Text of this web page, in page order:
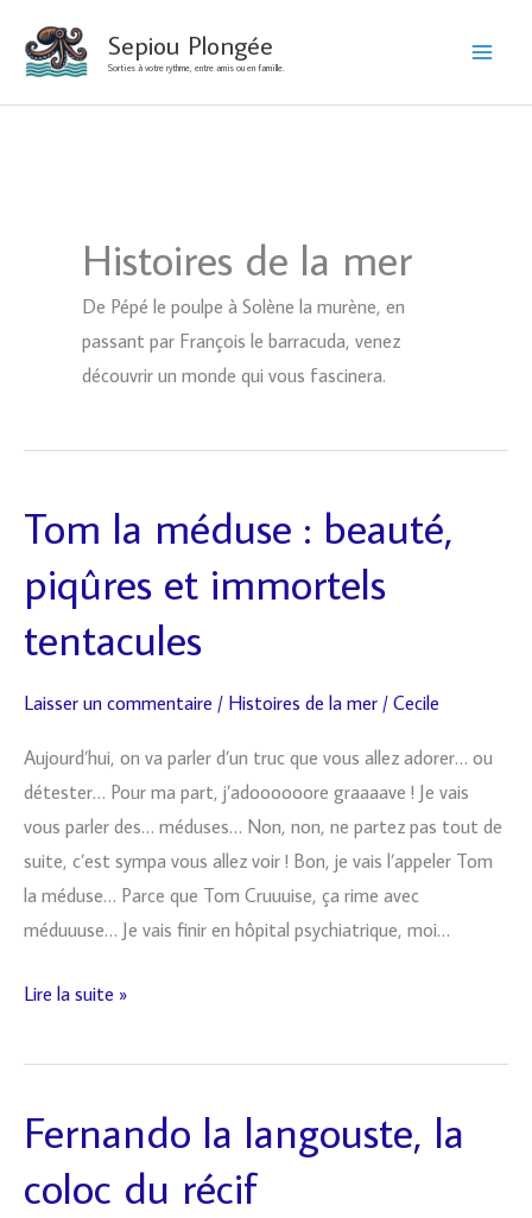
contenu
Sepiou Plongée
Sorties à votre rythme, entre amis ou en famille.
Histoires de la mer
De Pépé le poulpe à Solène la murène, en
passant par François le barracuda, venez
découvrir un monde qui vous fascinera.
Tom la méduse : beauté,
piqûres et immortels
tentacules
Laisser un commentaire / Histoires de la mer /Cecile
Aujourd’hui, on va parler d’un truc que vous allez adorer… ou
détester… Pour ma part, j’adoooooore graaaave ! Je vais
vous parler des… méduses… Non, non, ne partez pas tout de
suite, c’est sympa vous allez voir ! Bon, je vais l’appeler Tom
la méduse… Parce que Tom Cruuuise, ça rime avec
méduuuse… Je vais finir en hôpital psychiatrique, moi…
Tom
la
méduse
beauté,
immortels
tentacules
Lire la suite »
Fernando la langouste, la
coloc du récif
Fernando
la
langouste,